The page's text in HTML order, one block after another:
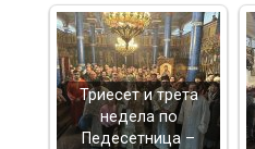
Триесет и трета
недела по
Педесетница –